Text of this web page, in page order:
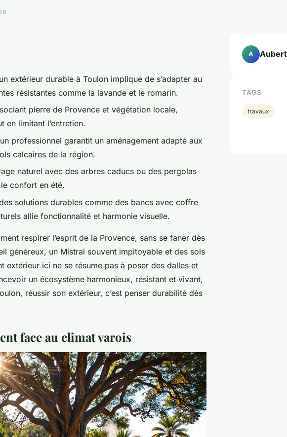
extérieur durable à Toulon implique de s’adapter au
résistantes comme la lavande et le romarin.
pierre de Provence et végétation locale,
en limitant l’entretien.
professionnel garantit un aménagement adapté aux
calcaires de la région.
naturel avec des arbres caducs ou des pergolas
confort en été.
solutions durables comme des bancs avec coffre
allie fonctionnalité et harmonie visuelle.
respirer l’esprit de la Provence, sans se faner dès
généreux, un Mistral souvent impitoyable et des sols
extérieur ici ne se résume pas à poser des dalles et
un écosystème harmonieux, résistant et vivant,
réussir son extérieur, c’est penser durabilité dès
face au climat varois
A
TAGS
travaux